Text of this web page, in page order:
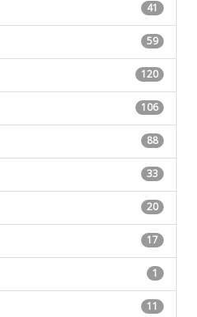
41
59
120
106
88
33
20
17
1
11